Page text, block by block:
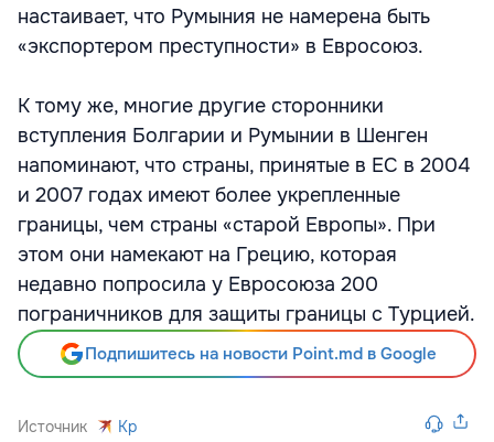
настаивает, что Румыния не намерена быть
«экспортером преступности» в Евросоюз.
К тому же, многие другие сторонники
вступления Болгарии и Румынии в Шенген
напоминают, что страны, принятые в ЕС в 2004
и 2007 годах имеют более укрепленные
границы, чем страны «старой Европы». При
этом они намекают на Грецию, которая
недавно попросила у Евросоюза 200
пограничников для защиты границы с Турцией.
Подпишитесь на новости Point.md в Google
Источник Kp